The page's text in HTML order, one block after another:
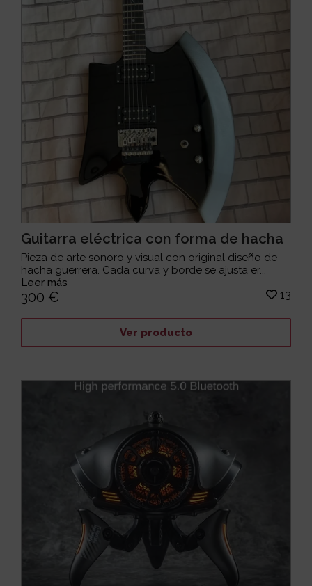
Guitarra eléctrica con forma de hacha
Pieza de arte sonoro y visual con original diseño de
hacha guerrera. Cada curva y borde se ajusta er...
Leer más
300 € 13
Ver producto